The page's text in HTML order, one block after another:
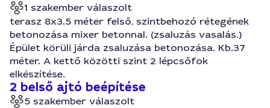
1 szakember válaszolt
terasz 8x3.5 méter felső, szintbehozó rétegének
betonozása mixer betonnal. (zsaluzás vasalás.)
Épület körüli járda zsaluzása betonozása. Kb.37
méter. A kettő közötti szint 2 lépcsőfok
elkészítése.
2 belső ajtó beépítése
5 szakember válaszolt